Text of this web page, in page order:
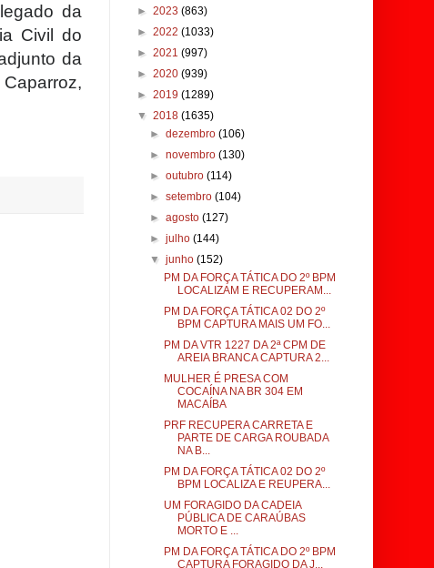
da
Civil do
da
► 2023 (863)
► 2022 (1033)
► 2021 (997)
► 2020 (939)
► 2019 (1289)
▼ 2018 (1635)
►dezembro(106)
►novembro(130)
►outubro(114)
►setembro(104)
►agosto(127)
►julho(144)
▼junho(152)
PM DA FORÇA TÁTICA DO 2º BPM
LOCALIZAM E RECUPERAM...
PM DA FORÇA TÁTICA 02 DO 2º
BPM CAPTURA MAIS UM FO...
PM DA VTR 1227 DA 2ª CPM DE
AREIA BRANCA CAPTURA 2...
MULHER É PRESA COM
COCAÍNA NA BR 304 EM
MACAÍBA
PRF RECUPERA CARRETA E
PARTE DE CARGA ROUBADA
NA B...
PM DA FORÇA TÁTICA 02 DO 2º
BPM LOCALIZA E REUPERA...
UM FORAGIDO DA CADEIA
PÚBLICA DE CARAÚBAS
MORTO E ...
PM DA FORÇA TÁTICA DO 2º BPM
CAPTURA FORAGIDO DA J...